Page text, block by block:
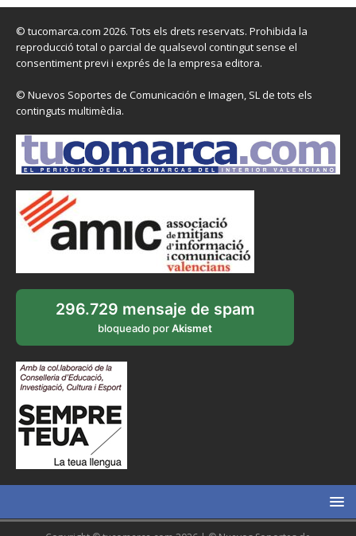
© tucomarca.com 2026. Tots els drets reservats. Prohibida la
reproducció total o parcial de qualsevol contingut sense el
consentiment previ i exprés de la empresa editora.
© Nuevos Soportes de Comunicación e Imagen, SL de tots els
continguts multimèdia.
296.729 mensaje de spam
bloqueado porAkismet